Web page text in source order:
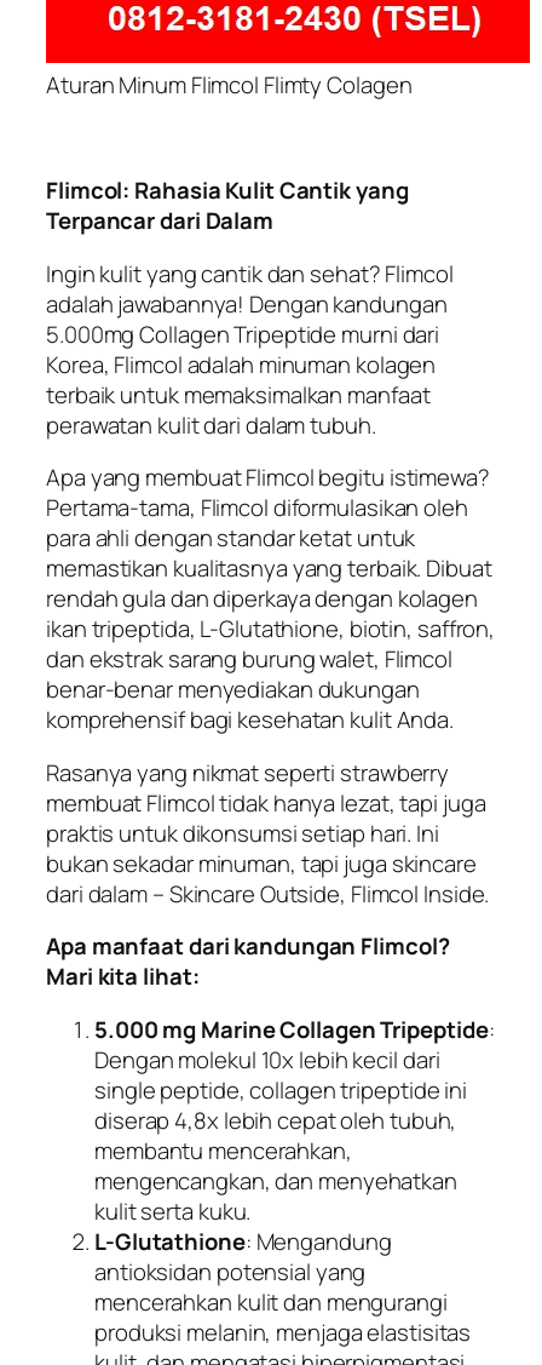
Aturan Minum Flimcol Flimty Colagen
Flimcol: Rahasia Kulit Cantik yang
Terpancar dari Dalam
Ingin kulit yang cantik dan sehat? Flimcol
adalah jawabannya! Dengan kandungan
5.000mg Collagen Tripeptide murni dari
Korea, Flimcol adalah minuman kolagen
terbaik untuk memaksimalkan manfaat
perawatan kulit dari dalam tubuh.
Apa yang membuat Flimcol begitu istimewa?
Pertama-tama, Flimcol diformulasikan oleh
para ahli dengan standar ketat untuk
memastikan kualitasnya yang terbaik. Dibuat
rendah gula dan diperkaya dengan kolagen
ikan tripeptida, L-Glutathione, biotin, saffron,
dan ekstrak sarang burung walet, Flimcol
benar-benar menyediakan dukungan
komprehensif bagi kesehatan kulit Anda.
Rasanya yang nikmat seperti strawberry
membuat Flimcol tidak hanya lezat, tapi juga
praktis untuk dikonsumsi setiap hari. Ini
bukan sekadar minuman, tapi juga skincare
dari dalam – Skincare Outside, Flimcol Inside.
Apa manfaat dari kandungan Flimcol?
Mari kita lihat:
5.000 mg Marine Collagen Tripeptide:
Dengan molekul 10x lebih kecil dari
single peptide, collagen tripeptide ini
diserap 4,8x lebih cepat oleh tubuh,
membantu mencerahkan,
mengencangkan, dan menyehatkan
kulit serta kuku.
L-Glutathione: Mengandung
antioksidan potensial yang
mencerahkan kulit dan mengurangi
produksi melanin, menjaga elastisitas